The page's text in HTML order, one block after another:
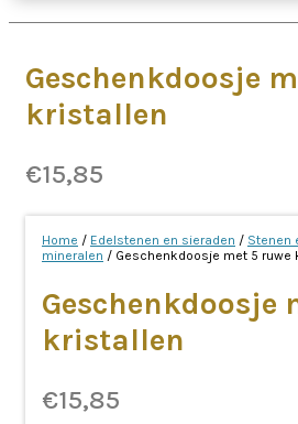
Geschenkdoosje
kristallen
€15,85
Home / Edelstenen en sieraden / Stenen
mineralen / Geschenkdoosje met 5 ruwe
Geschenkdoosje
kristallen
€15,85